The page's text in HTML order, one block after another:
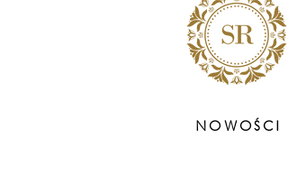
NOWOŚCI